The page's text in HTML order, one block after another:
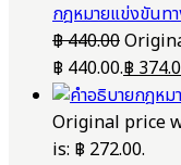
กฎหมายแข่งขันทา
฿440.00
฿ 440.00.฿
Original price
is: ฿ 272.00.